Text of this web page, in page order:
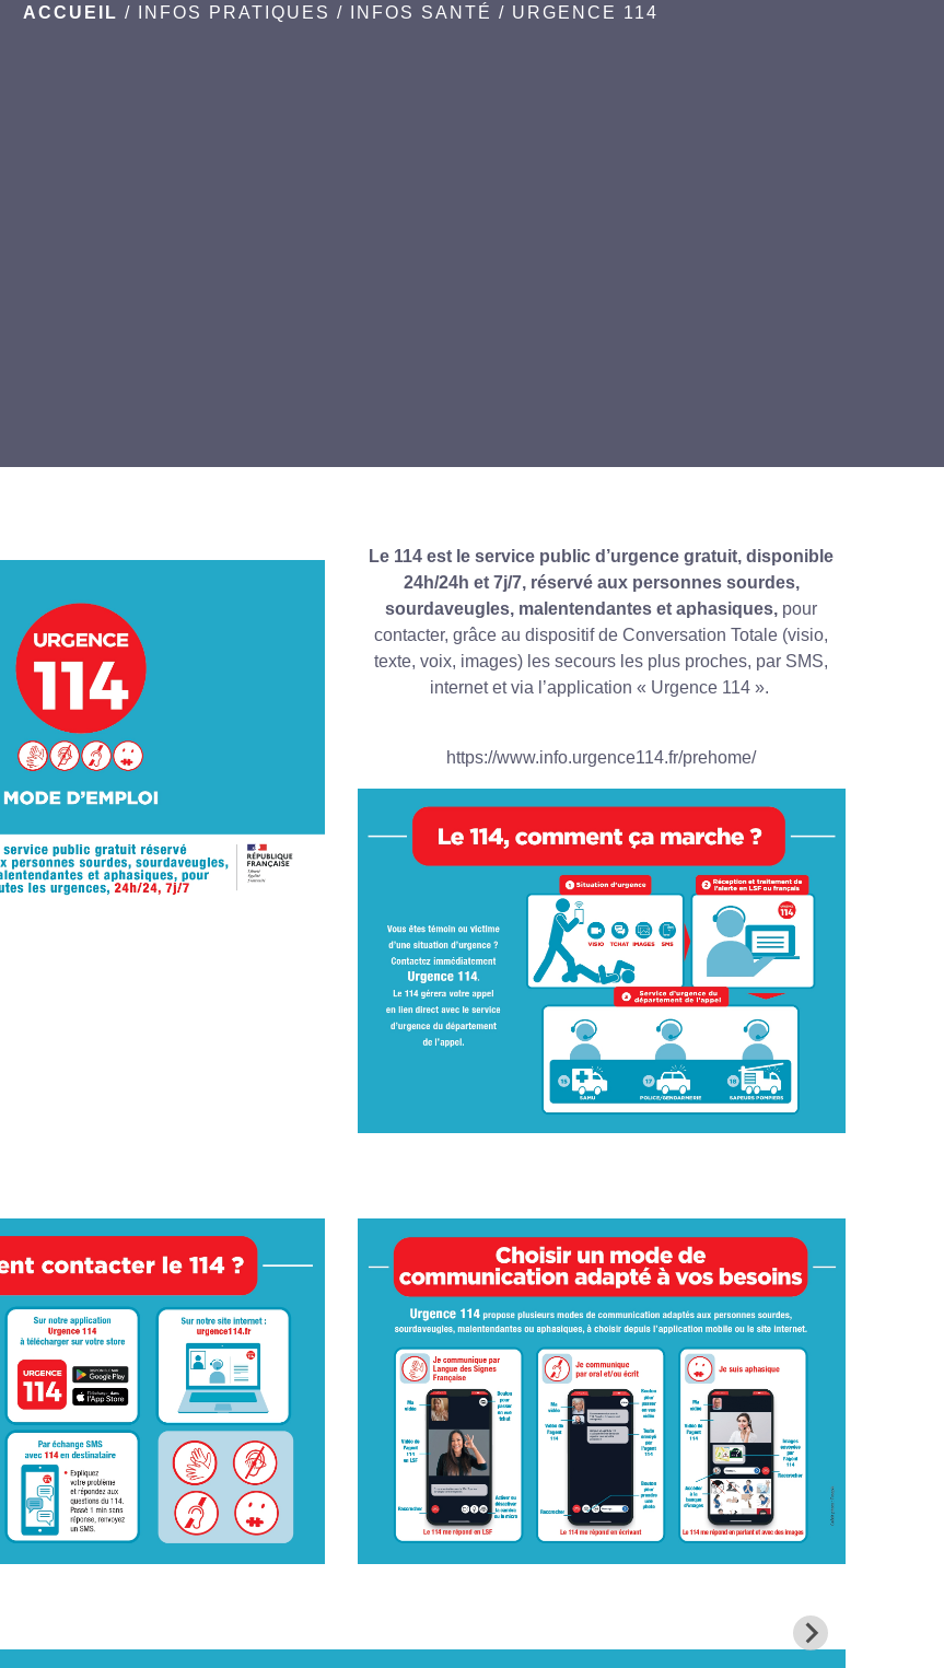
ACCUEIL / INFOS PRATIQUES / INFOS SANTÉ / URGENCE 114
Le 114 est le service public d’urgence gratuit, disponible
24h/24h et 7j/7, réservé aux personnes sourdes,
sourdaveugles, malentendantes et aphasiques, pour
contacter, grâce au dispositif de Conversation Totale (visio,
texte, voix, images) les secours les plus proches, par SMS,
internet et via l’application « Urgence 114 ».
https://www.info.urgence114.fr/prehome/